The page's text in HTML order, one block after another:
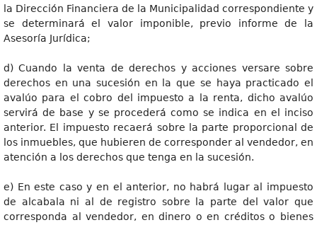
la Dirección Financiera de la Municipalidad correspondiente y
se determinará el valor imponible, previo informe de la
Asesoría Jurídica;
d) Cuando la venta de derechos y acciones versare sobre
derechos en una sucesión en la que se haya practicado el
avalúo para el cobro del impuesto a la renta, dicho avalúo
servirá de base y se procederá como se indica en el inciso
anterior. El impuesto recaerá sobre la parte proporcional de
los inmuebles, que hubieren de corresponder al vendedor, en
atención a los derechos que tenga en la sucesión.
e) En este caso y en el anterior, no habrá lugar al impuesto
de alcabala ni al de registro sobre la parte del valor que
corresponda al vendedor, en dinero o en créditos o bienes